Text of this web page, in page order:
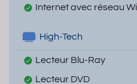
Internet avec réseau
High-Tech
Lecteur Blu-Ray
Lecteur DVD